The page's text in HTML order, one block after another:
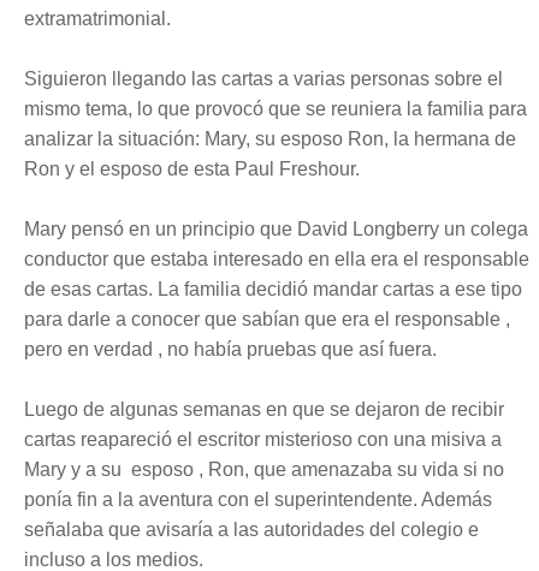
extramatrimonial.
Siguieron llegando las cartas a varias personas sobre el
mismo tema, lo que provocó que se reuniera la familia para
analizar la situación: Mary, su esposo Ron, la hermana de
Ron y el esposo de esta Paul Freshour.
Mary pensó en un principio que David Longberry un colega
conductor que estaba interesado en ella era el responsable
de esas cartas. La familia decidió mandar cartas a ese tipo
para darle a conocer que sabían que era el responsable ,
pero en verdad , no había pruebas que así fuera.
Luego de algunas semanas en que se dejaron de recibir
cartas reapareció el escritor misterioso con una misiva a
Mary y a su esposo , Ron, que amenazaba su vida si no
ponía fin a la aventura con el superintendente. Además
señalaba que avisaría a las autoridades del colegio e
incluso a los medios.